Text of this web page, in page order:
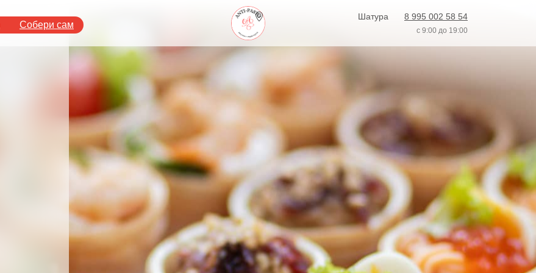
8 995 002 58 54
Шатура
с 9:00 до 19:00
Собери сам